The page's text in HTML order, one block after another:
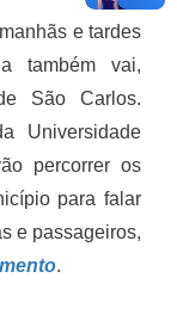
e tardes
também vai,
São Carlos.
Universidade
percorrer os
para falar
e passageiros,
.